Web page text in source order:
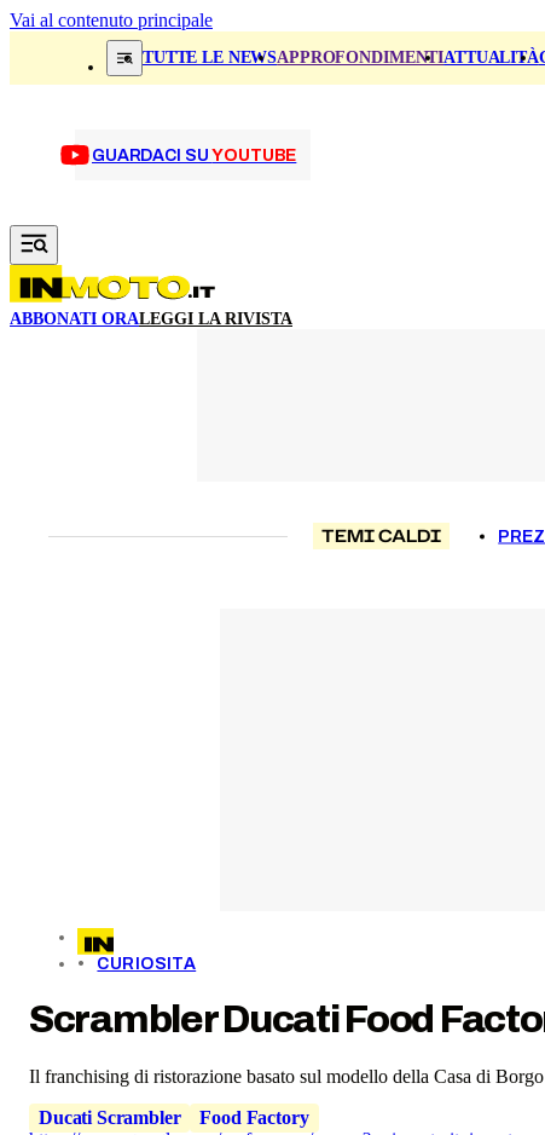
Vai al contenuto principale
TUTTE LE NEWSAPPROFONDIMENTIATTUALITÀ
GUARDACI SUYOUTUBE
ABBONATI ORALEGGI LA RIVISTA
TEMI CALDI
CURIOSITA
Scrambler Ducati Food
Il franchising di ristorazione basato sul modello della Casa di
Ducati Scrambler
Food Factory